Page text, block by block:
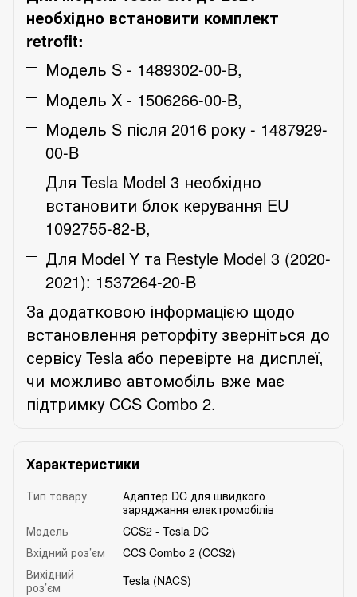
необхідно встановити комплект
retrofit:
Модель S - 1489302-00-B,
Модель X - 1506266-00-B,
Модель S після 2016 року - 1487929-
00-B
Для Tesla Model 3 необхідно
встановити блок керування EU
1092755-82-B,
Для Model Y та Restyle Model 3 (2020-
2021): 1537264-20-B
За додатковою інформацією щодо
встановлення реторфіту зверніться до
сервісу Tesla або перевірте на дисплеї,
чи можливо автомобіль вже має
підтримку CCS Combo 2.
Характеристики
Тип товару
Адаптер DC для швидкого
заряджання електромобілів
Модель
CCS2 - Tesla DC
Вхідний роз’єм
CCS Combo 2 (CCS2)
Вихідний
роз’єм
Tesla (NACS)